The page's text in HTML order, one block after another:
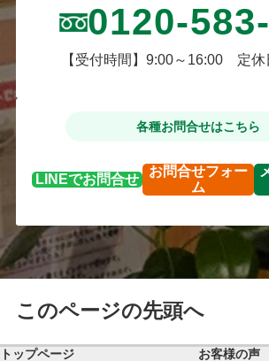
0120-
【受付時間】9:00～16:00 定休
各種お問合せはこちら
LINEでお問合せ
お問合せフォー
ム
このページの先頭へ
トップページ お客様の声